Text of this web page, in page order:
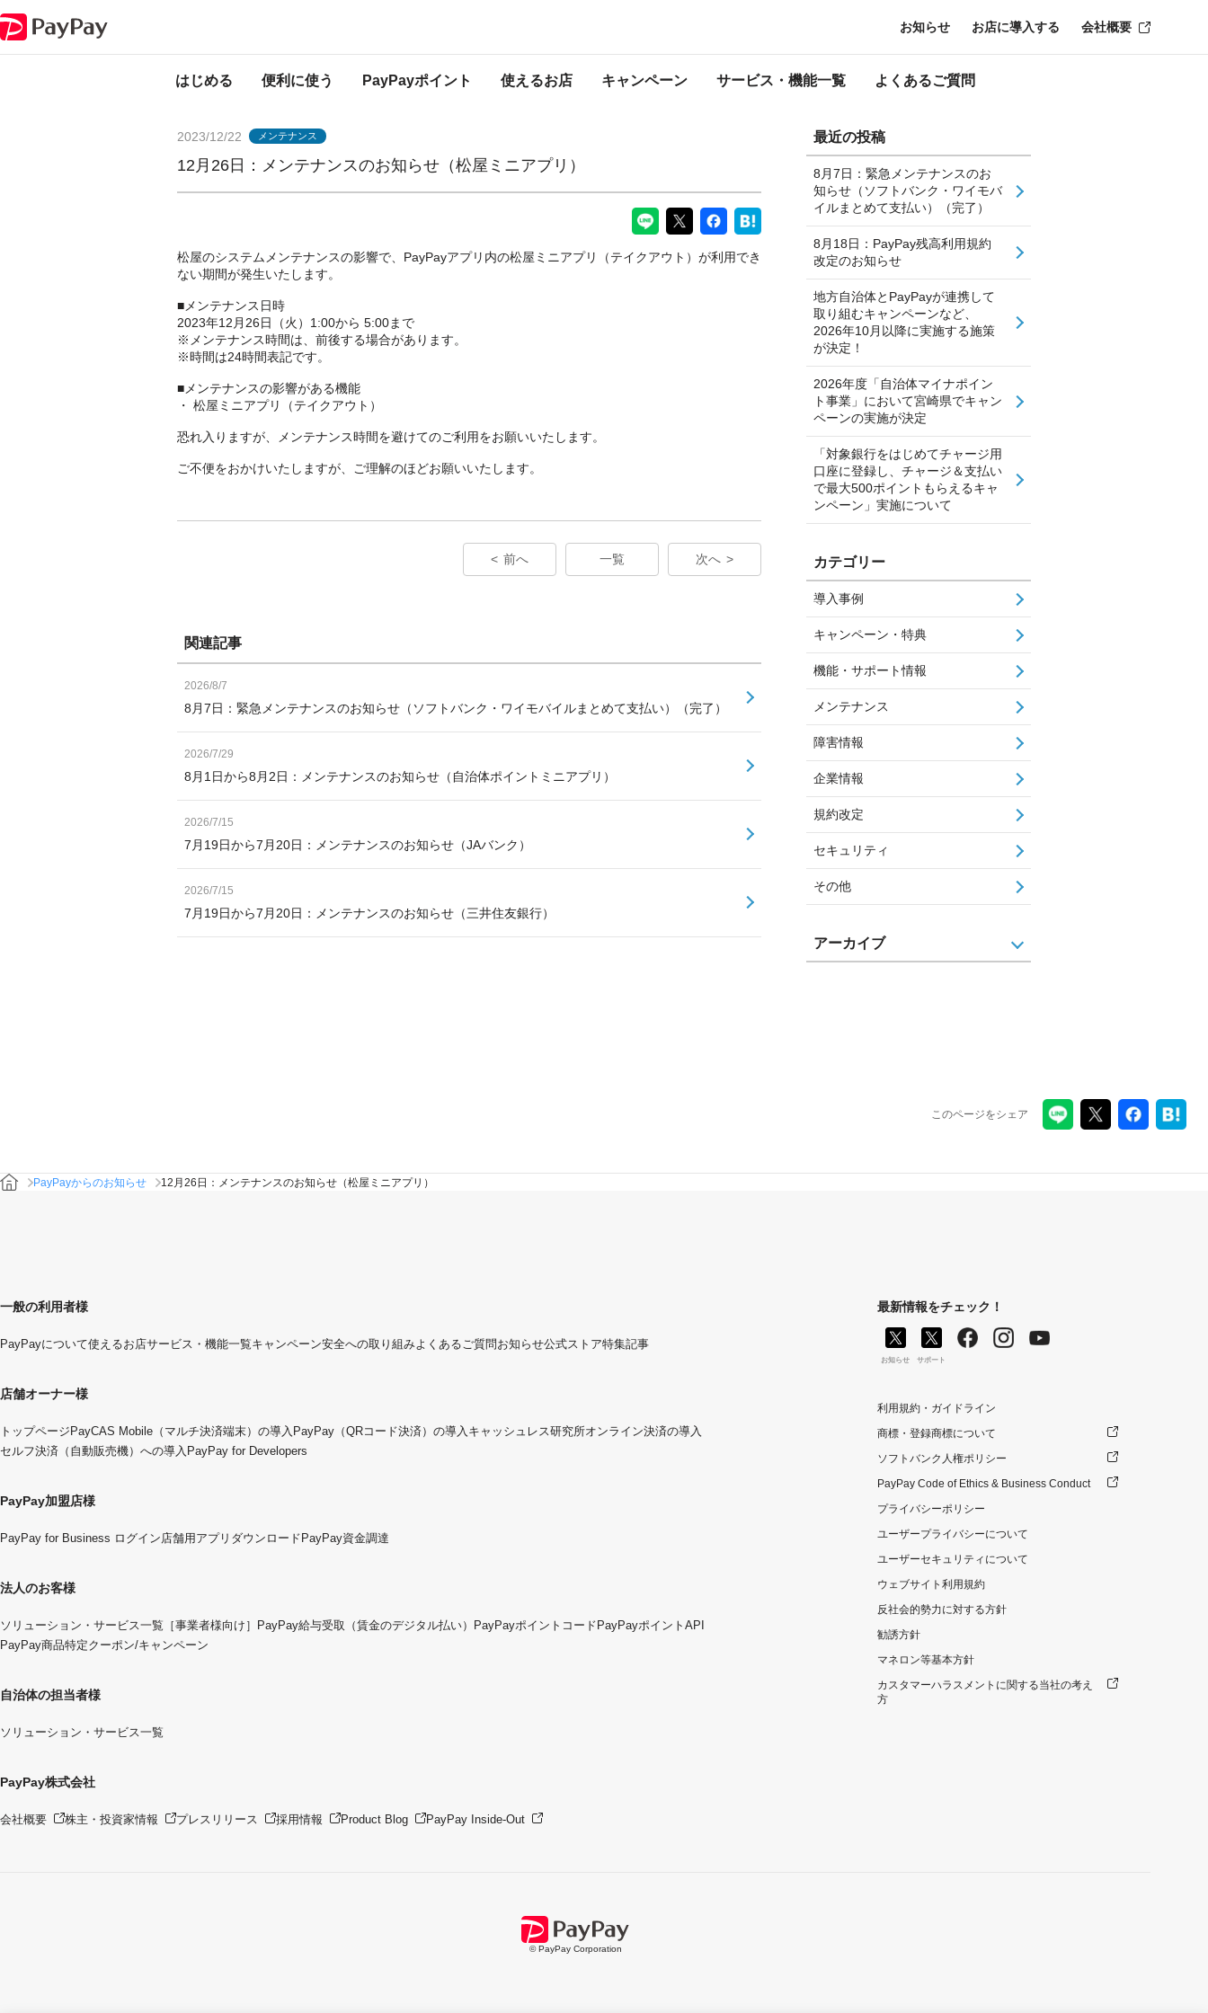
はじめる 便利に使う PayPayポイント 使えるお店 キャンペーン サービス・機能一覧 よくあるご質問
お知らせ お店に導入する 会社概要
PayPayからのお知らせ
2023/12/22 メンテナンス
12月26日：メンテナンスのお知らせ（松屋ミニアプリ）
松屋のシステムメンテナンスの影響で、PayPayアプリ内の松屋ミニアプリ（テイクアウト）が利用でき
ない期間が発生いたします。
■メンテナンス日時
2023年12月26日（火）1:00から 5:00まで
※メンテナンス時間は、前後する場合があります。
※時間は24時間表記です。
■メンテナンスの影響がある機能
・ 松屋ミニアプリ（テイクアウト）
恐れ入りますが、メンテナンス時間を避けてのご利用をお願いいたします。
ご不便をおかけいたしますが、ご理解のほどお願いいたします。
前へ 一覧 次へ
関連記事
2026/8/7
8月7日：緊急メンテナンスのお知らせ（ソフトバンク・ワイモバイルまとめて支払い）（完了）
2026/7/29
8月1日から8月2日：メンテナンスのお知らせ（自治体ポイントミニアプリ）
2026/7/15
7月19日から7月20日：メンテナンスのお知らせ（JAバンク）
2026/7/15
7月19日から7月20日：メンテナンスのお知らせ（三井住友銀行）
最近の投稿
8月7日：緊急メンテナンスのお
知らせ（ソフトバンク・ワイモバ
イルまとめて支払い）（完了）
8月18日：PayPay残高利用規約
改定のお知らせ
地方自治体とPayPayが連携して
取り組むキャンペーンなど、
2026年10月以降に実施する施策
が決定！
2026年度「自治体マイナポイン
ト事業」において宮崎県でキャン
ペーンの実施が決定
「対象銀行をはじめてチャージ用
口座に登録し、チャージ＆支払い
で最大500ポイントもらえるキャ
ンペーン」実施について
カテゴリー
導入事例
キャンペーン・特典
機能・サポート情報
メンテナンス
障害情報
企業情報
規約改定
セキュリティ
その他
アーカイブ
このページをシェア
PayPayからのお知らせ 12月26日：メンテナンスのお知らせ（松屋ミニアプリ）
一般の利用者様
PayPayについて使えるお店サービス・機能一覧キャンペーン安全への取り組みよくあるご質問お知らせ公式ストア特集記事
店舗オーナー様
トップページ PayCAS Mobile（マルチ決済端末）の導入 PayPay（QRコード決済）の導入 キャッシュレス研究所オンライン決済の導入
セルフ決済（自動販売機）への導入 PayPay for Developers
PayPay加盟店様
PayPay for Business ログイン店舗用アプリダウンロード PayPay資金調達
法人のお客様
ソリューション・サービス一覧 ［事業者様向け］PayPay給与受取（賃金のデジタル払い） PayPayポイントコード PayPayポイントAPI
PayPay商品特定クーポン/キャンペーン
自治体の担当者様
ソリューション・サービス一覧
PayPay株式会社
会社概要 株主・投資家情報 プレスリリース 採用情報 Product Blog PayPay Inside-Out
最新情報をチェック！
お知らせ サポート
利用規約・ガイドライン
商標・登録商標について
ソフトバンク人権ポリシー
PayPay Code of Ethics & Business Conduct
プライバシーポリシー
ユーザープライバシーについて
ユーザーセキュリティについて
ウェブサイト利用規約
反社会的勢力に対する方針
勧誘方針
マネロン等基本方針
カスタマーハラスメントに関する当社の考え
方
© PayPay Corporation